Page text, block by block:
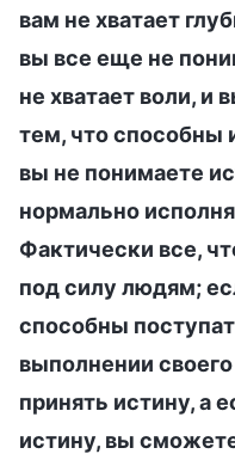
вам не хватает
вы все еще не
не хватает воли, и
тем, что способны
вы не понимаете
нормально
Фактически все,
под силу людям;
способны
выполнении
принять истину, а
истину, вы